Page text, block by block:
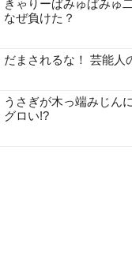
きゃりーぱみゅぱみゅ
なぜ負けた？
だまされるな！ 芸能人
うさぎが木っ端みじん
グロい!?